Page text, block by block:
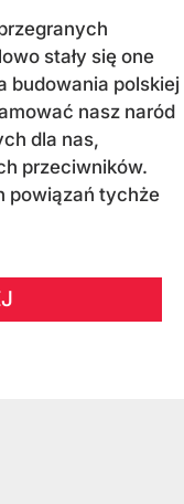
stały się one
budowania polskiej
nasz naród
dla nas,
przeciwników.
powiązań tychże